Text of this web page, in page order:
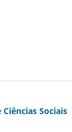
Sociais